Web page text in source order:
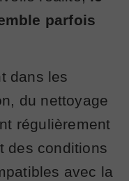
parfois
dans les
du nettoyage
régulièrement
des conditions
avec la